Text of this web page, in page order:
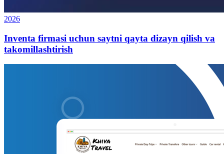
2026
Inventa firmasi uchun saytni qayta dizayn qilish va
takomillashtirish